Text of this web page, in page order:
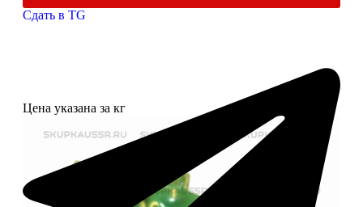
Сдать в TG
Цена указана за кг